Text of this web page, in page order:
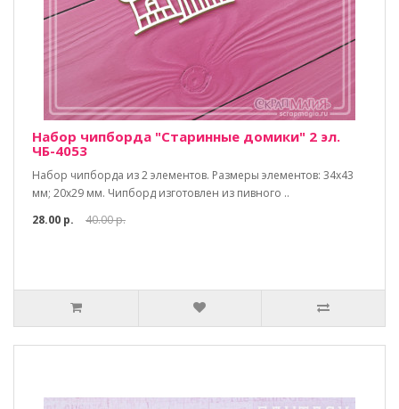
Набор чипборда "Старинные домики" 2 эл.
ЧБ-4053
Набор чипборда из 2 элементов. Размеры элементов: 34х43
мм; 20х29 мм. Чипборд изготовлен из пивного ..
28.00 р.
40.00 р.